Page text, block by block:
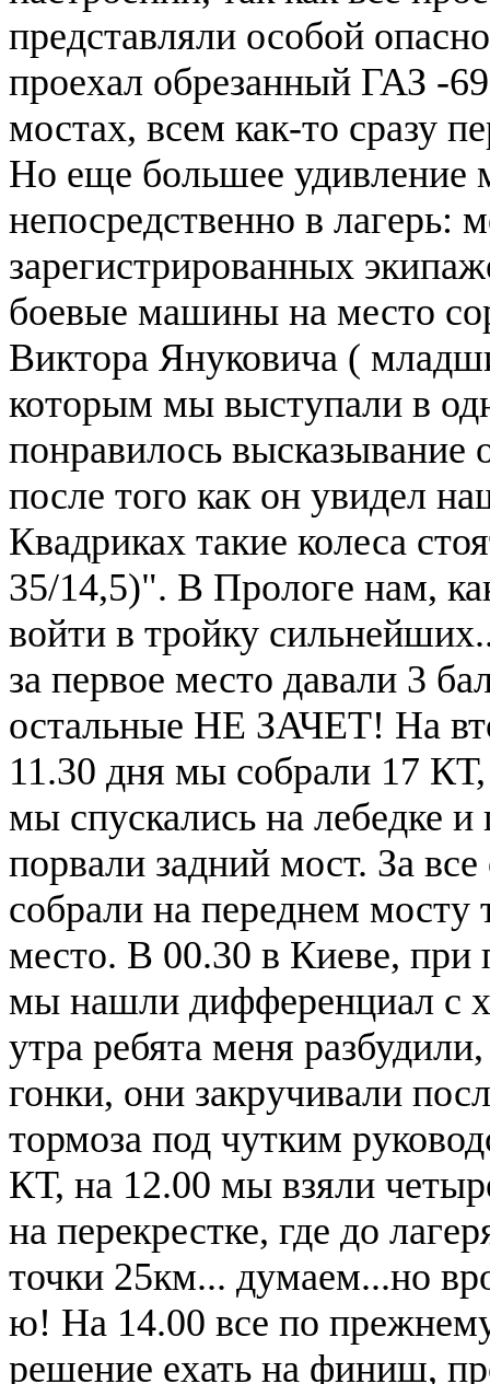
представляли особой
проехал обрезанный ГАЗ -
мостах, всем как-то сразу
Но еще большее удивление
непосредственно в лагерь:
зарегистрированных
боевые машины на место
Виктора Януковича (
которым мы выступали в
понравилось
после того как он увидел
Квадриках такие колеса
35/14,5)". В Прологе нам,
войти в тройку
за первое место давали 3
остальные НЕ ЗАЧЕТ! На
11.30 дня мы собрали 17
мы спускались на лебедке
порвали задний мост. За
собрали на переднем мосту
место. В 00.30 в Киеве,
мы нашли дифференциал с
утра ребята меня
гонки, они закручивали
тормоза под чутким
КТ, на 12.00 мы взяли
на перекрестке, где до
точки 25км... думаем...но
ю! На 14.00 все по
решение ехать на финиш,